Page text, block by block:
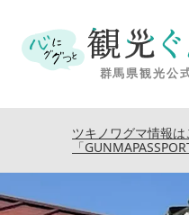
ツキノワグマ情報は
「